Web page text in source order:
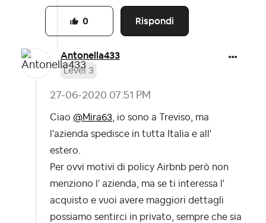
Rispondi
0
Antonella433
Level 3
‎27-06-2020 07:51 PM
Ciao @Mira63, io sono a Treviso, ma
l'azienda spedisce in tutta Italia e all'
estero.
Per ovvi motivi di policy Airbnb però non
menziono l' azienda, ma se ti interessa l'
acquisto e vuoi avere maggiori dettagli
possiamo sentirci in privato, sempre che sia